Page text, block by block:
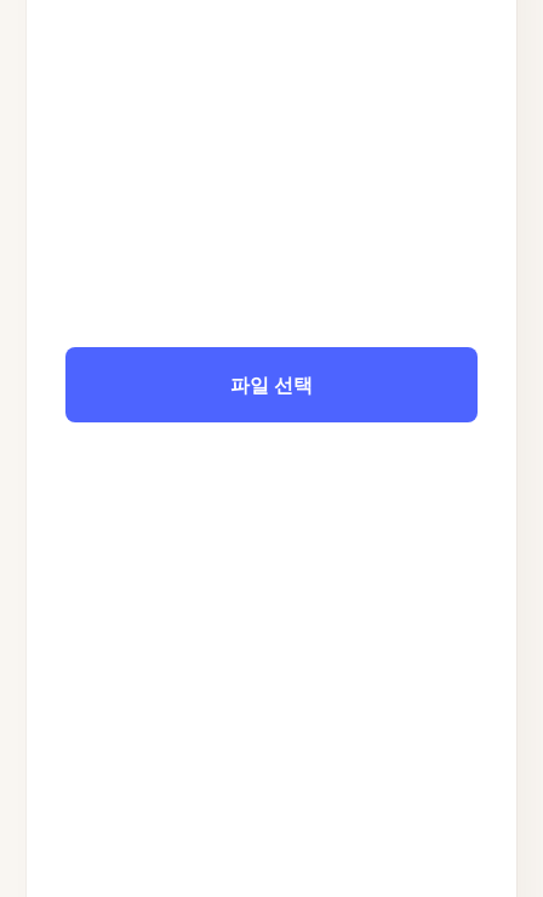
파일 선택